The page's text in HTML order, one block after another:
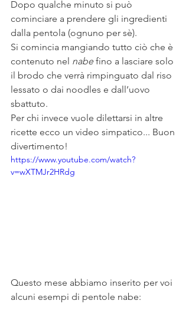
Dopo qualche minuto si può
cominciare a prendere gli ingredienti
dalla pentola (ognuno per sè).
Si comincia mangiando tutto ciò che è
contenuto nel nabe fino a lasciare solo
il brodo che verrà rimpinguato dal riso
lessato o dai noodles e dall’uovo
sbattuto.
Per chi invece vuole dilettarsi in altre
ricette ecco un video simpatico... Buon
divertimento!
https://www.youtube.com/watch?
v=wXTMJr2HRdg
Questo mese abbiamo inserito per voi
alcuni esempi di pentole nabe: